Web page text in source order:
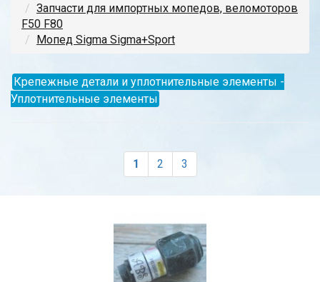
Запчасти для импортных мопедов, веломоторов
F50 F80
Мопед Sigma Sigma+Sport
Крепежные детали и уплотнительные элементы -
Уплотнительные элементы
1 2 3